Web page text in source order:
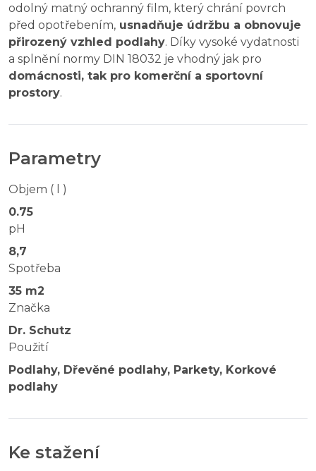
odolný matný ochranný film, který chrání povrch
před opotřebením, usnadňuje údržbu a obnovuje
přirozený vzhled podlahy. Díky vysoké vydatnosti
a splnění normy DIN 18032 je vhodný jak pro
domácnosti, tak pro komerční a sportovní
prostory.
Parametry
Objem ( l )
0.75
pH
8,7
Spotřeba
35 m2
Značka
Dr. Schutz
Použití
Podlahy, Dřevěné podlahy, Parkety, Korkové
podlahy
Ke stažení